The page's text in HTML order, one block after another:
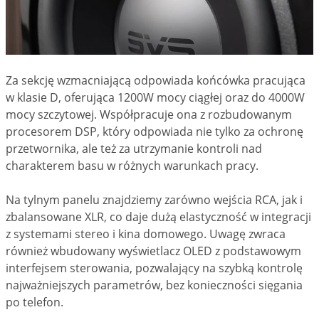
Za sekcję wzmacniającą odpowiada końcówka pracująca
w klasie D, oferująca 1200W mocy ciągłej oraz do 4000W
mocy szczytowej. Współpracuje ona z rozbudowanym
procesorem DSP, który odpowiada nie tylko za ochronę
przetwornika, ale też za utrzymanie kontroli nad
charakterem basu w różnych warunkach pracy.
Na tylnym panelu znajdziemy zarówno wejścia RCA, jak i
zbalansowane XLR, co daje dużą elastyczność w integracji
z systemami stereo i kina domowego. Uwagę zwraca
również wbudowany wyświetlacz OLED z podstawowym
interfejsem sterowania, pozwalający na szybką kontrolę
najważniejszych parametrów, bez konieczności sięgania
po telefon.